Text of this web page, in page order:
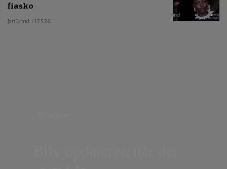
fiasko
Jan Lund / 17.5.26